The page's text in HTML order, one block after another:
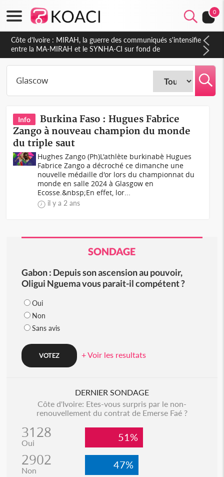
0
Côte d'Ivoire : MIRAH, la guerre des communiqués s'intensifie
entre la MA-MIRAH et le SYNHA-CI sur fond de
gouvernance et le projet de précompte sur les salaires des
agents
Info
Burkina Faso : Hugues Fabrice
Zango à nouveau champion du monde
du triple saut
Hughes Zango (Ph)L'athlète burkinabè Hugues
Fabrice Zango a décroché ce dimanche une
nouvelle médaille d'or lors du championnat du
monde en salle 2024 à Glasgow en
Ecosse.&nbsp;En effet, lor...
il y a 2 ans
SONDAGE
Gabon : Depuis son ascension au pouvoir,
Oligui Nguema vous parait-il compétent ?
Oui
Non
Sans avis
+ Voir les resultats
DERNIER SONDAGE
Côte d'Ivoire: Etes-vous surpris par le non-
renouvellement du contrat de Emerse Faé ?
3128
Oui 51%
2902
Non 47%